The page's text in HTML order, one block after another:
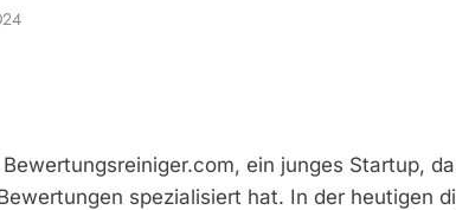
ein junges Startup,
spezialisiert hat. In der heutigen